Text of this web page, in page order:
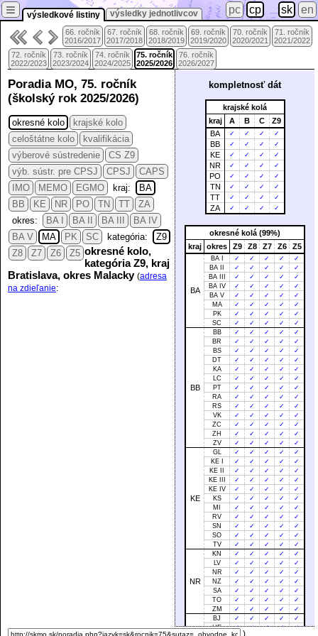
výsledkové listiny výsledky jednotlivcov
≡ pc cp sk en
66. ročník
2016/2017
67. ročník
2017/2018
68. ročník
2018/2019
69. ročník
2019/2020
70. ročník
2020/2021
71. ročník
2021/2022
72. ročník
2022/2023
73. ročník
2023/2024
74. ročník
2024/2025
75. ročník
2025/2026
76. ročník
2026/2027
kompletnosť dát
krajské kolá
kraj
A B C
Z9
BA
✓ ✓ ✓ ✓
BB ✓ ✓ ✓ ✓
KE ✓ ✓ ✓ ✓
NR ✓ ✓ ✓ ✓
PO ✓ ✓ ✓ ✓
TN ✓ ✓ ✓ ✓
TT ✓ ✓ ✓ ✓
ZA ✓ ✓ ✓ ✓
okresné kolá (99%)
kraj okres Z9 Z8 Z7 Z6 Z5
BA
BA I ✓ ✓ ✓ ✓
✓
BA II
✓ ✓ ✓ ✓
✓
BA III
✓ ✓ ✓ ✓
✓
BA IV
✓ ✓ ✓ ✓
✓
BA V
✓ ✓ ✓ ✓
✓
MA
✓ ✓ ✓ ✓
✓
PK
✓ ✓ ✓ ✓
✓
SC
✓ ✓ ✓ ✓ ✓
BB
BB ✓ ✓ ✓ ✓
✓
BR
✓ ✓ ✓ ✓
✓
BS
✓ ✓ ✓ ✓
✓
DT
✓ ✓ ✓ ✓
✓
KA
✓ ✓ ✓ ✓
✓
LC
✓ ✓ ✓ ✓
✓
PT
✓ ✓ ✓ ✓
✓
RA
✓ ✓ ✓ ✓
✓
RS
✓ ✓ ✓ ✓
✓
VK
✓ ✓ ✓ ✓
✓
ZC
✓ ✓ ✓ ✓
✓
ZH
✓ ✓ ✓ ✓
✓
ZV
✓ ✓ ✓ ✓ ✓
KE
GL ✓ ✓ ✓ ✓
✓
KE I
✓ ✓ ✓ ✓
✓
KE II
✓ ✓ ✓ ✓
✓
KE III
✓ ✓ ✓ ✓
✓
KE IV
✓ ✓ ✓ ✓
✓
KS
✓ ✓ ✓ ✓
✓
MI
✓ ✓ ✓ ✓
✓
RV
✓ ✓ ✓ ✓
✓
SN
✓ ✓ ✓ ✓
✓
SO
✓ ✓ ✓ ✓
✓
TV
✓ ✓ ✓ ✓ ✓
NR
KN ✓ ✓ ✓ ✓
✓
LV
✓ ✓ ✓ ✓
✓
NR
✓ ✓ ✓ ✓
✓
NZ
✓ ✓ ✓ ✓
✓
SA
✓ ✓ ✓ ✓
✓
TO
✓ ✓ ✓ ✓
✓
ZM
✓ ✓ ✓ ✓
✓
BJ
✓ ✓ ✓ ✓
✓
HE
✓ ✓ ✓ ✓
✓
Poradia MO, 75. ročník
(školský rok 2025/2026)
okresné kolo
krajské kolo
celoštátne kolo
kvalifikácia
výberové sústredenie
CS Z9
výb. sústr. pre CPSJ
CPSJ
CAPS
IMO
MEMO EGMO kraj:
BA
BB
KE NR PO TN TT
ZA
okres:
BA I BA II BA III
BA IV
BA V
MA PK SC kategória:
Z9
Z8
Z7 Z6 Z5 okresné kolo,
kategória Z9, kraj
Bratislava, okres Malacky (adresa
na zdieľanie: